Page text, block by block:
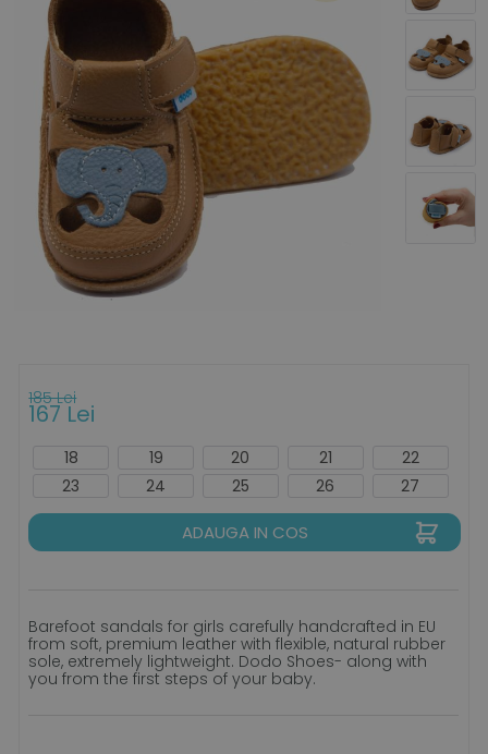
185 Lei
167 Lei
18 19 20 21
22
23
24 25 26 27
ADAUGA IN COS
Barefoot sandals for girls carefully handcrafted in EU
from soft, premium leather with flexible, natural rubber
sole, extremely lightweight. Dodo Shoes- along with
you from the first steps of your baby.